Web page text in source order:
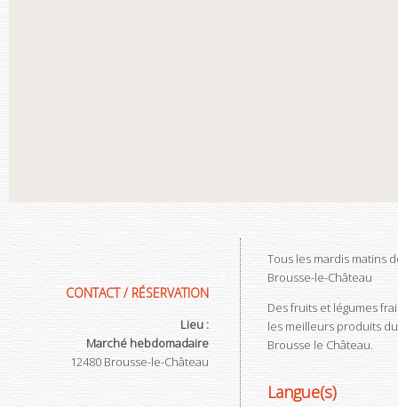
CONTACT / RÉSERVATION
Lieu :
Marché hebdomadaire
12480 Brousse-le-Château
Tous les mardis matins
Brousse-le-Château
Des fruits et légumes
les meilleurs produits
Brousse le Château.
Langue(s)